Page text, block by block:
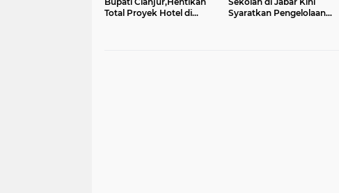
Total Proyek Hotel di
Syaratkan Pengelolaan